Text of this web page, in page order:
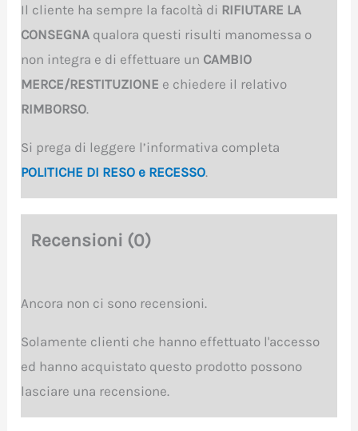
Il cliente ha sempre la facoltà di RIFIUTARE LA
CONSEGNA qualora questi risulti manomessa o
non integra e di effettuare un CAMBIO
MERCE/RESTITUZIONE e chiedere il relativo
RIMBORSO.
Si prega di leggere l’informativa completa
POLITICHE DI RESO e RECESSO.
Recensioni (0)
Ancora non ci sono recensioni.
Solamente clienti che hanno effettuato l'accesso
ed hanno acquistato questo prodotto possono
lasciare una recensione.